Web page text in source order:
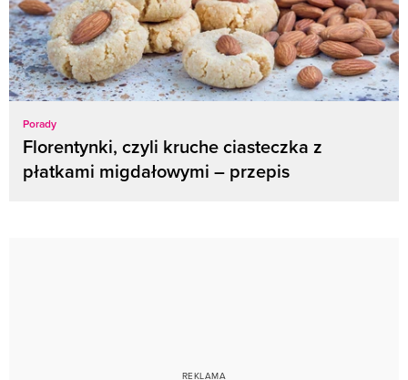
Porady
Florentynki, czyli kruche ciasteczka z
płatkami migdałowymi – przepis